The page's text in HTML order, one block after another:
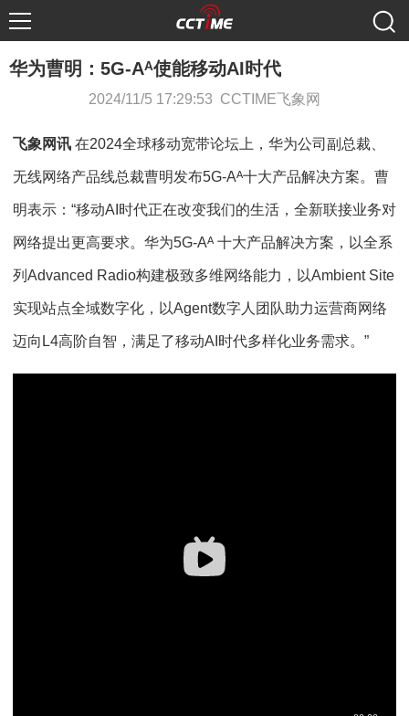
华为曹明：5G-Aᴬ使能移动AI时代
2024/11/5 17:29:53 CCTIME飞象网
飞象网讯 在2024全球移动宽带论坛上，华为公司副总裁、
无线网络产品线总裁曹明发布5G-Aᴬ十大产品解决方案。曹
明表示：“移动AI时代正在改变我们的生活，全新联接业务对
网络提出更高要求。华为5G-Aᴬ 十大产品解决方案，以全系
列Advanced Radio构建极致多维网络能力，以Ambient Site
实现站点全域数字化，以Agent数字人团队助力运营商网络
迈向L4高阶自智，满足了移动AI时代多样化业务需求。”